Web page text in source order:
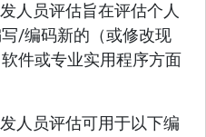
人员评估旨在评估个人
/编码新的（或修改现
件或专业实用程序方面
人员评估可用于以下编